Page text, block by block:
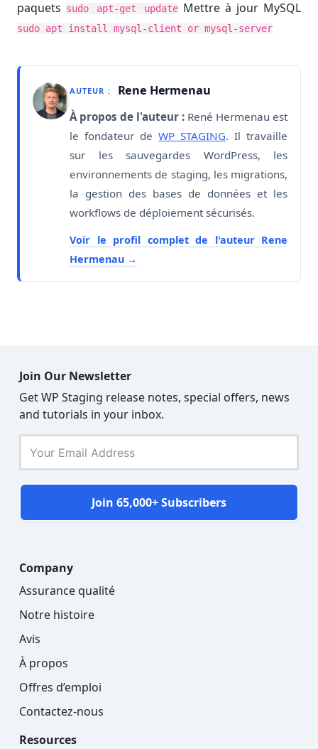
paquets sudo apt-get update Mettre à jour MySQL
sudo apt install mysql-client or mysql-server
AUTEUR : Rene Hermenau
À propos de l'auteur : René Hermenau est
le fondateur de WP STAGING. Il travaille
sur les sauvegardes WordPress, les
environnements de staging, les migrations,
la gestion des bases de données et les
workflows de déploiement sécurisés.
Voir le profil complet de l'auteur Rene
Hermenau
Join Our Newsletter
Get WP Staging release notes, special offers, news
and tutorials in your inbox.
Join 65,000+ Subscribers
Company
Assurance qualité
Notre histoire
Avis
À propos
Offres d’emploi
Contactez-nous
Resources